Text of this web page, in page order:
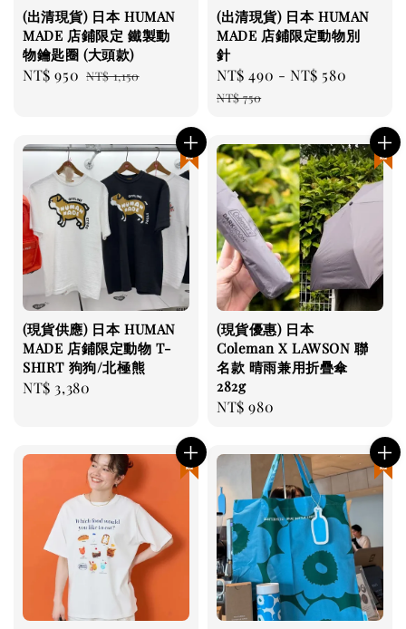
(出清現貨) 日本 HUMAN
MADE 店鋪限定 鐵製動
物鑰匙圈 (大頭款)
Sale
NT$ 950 Regular
NT$ 1,150
(出清現貨) 日本 HUMAN
MADE 店鋪限定動物別
針
Sale
price
NT$ 490 -NT$ 580
NT$ 750
(現貨供應) 日本 HUMAN
MADE 店鋪限定動物 T-
SHIRT 狗狗/北極熊
Regular
NT$ 3,380
(現貨優惠) 日本
Coleman X LAWSON 聯
名款 晴雨兼用折疊傘
282g
Regular
NT$ 980